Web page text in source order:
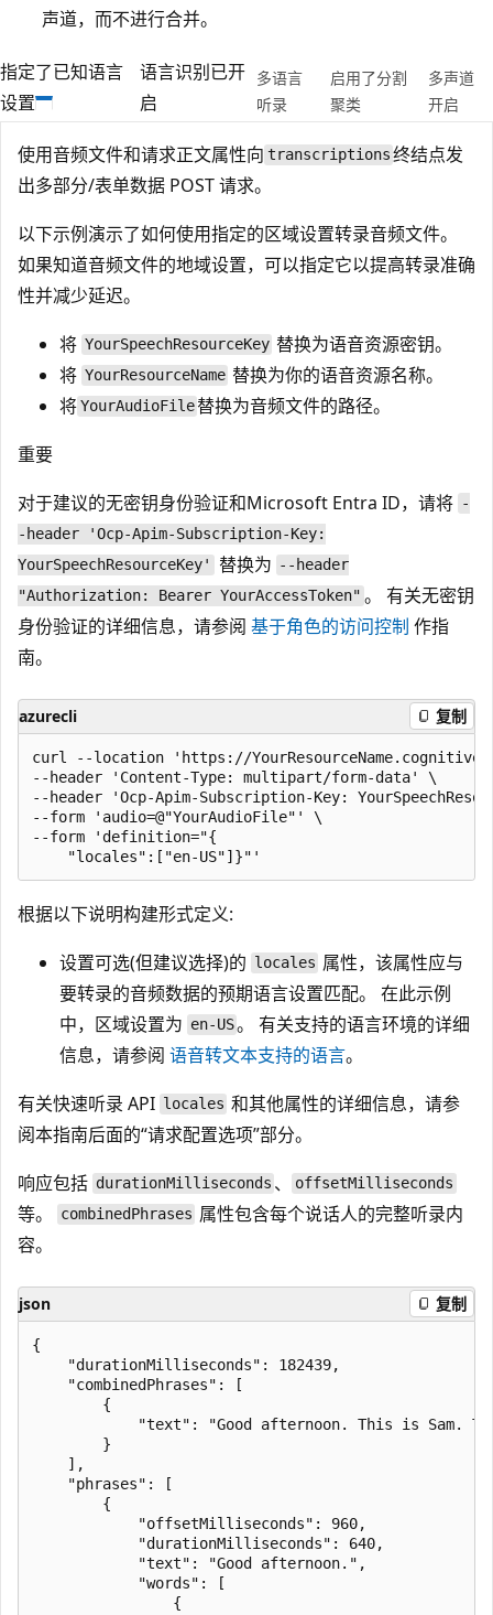
声道，而不进行合并。
指定了已知语言
设置
语言识别已开
启
多语言
听录
启用了分割
聚类
多声道
开启
使用音频文件和请求正文属性向 transcriptions 终结点发
出多部分/表单数据 POST 请求。
以下示例演示了如何使用指定的区域设置转录音频文件。
如果知道音频文件的地域设置，可以指定它以提高转录准确
性并减少延迟。
将 YourSpeechResourceKey 替换为语音资源密钥。
将 YourResourceName 替换为你的语音资源名称。
将YourAudioFile 替换为音频文件的路径。
重要
对于建议的无密钥身份验证和Microsoft Entra ID，请将 -
-header 'Ocp-Apim-Subscription-Key:
YourSpeechResourceKey'
替换为 --header
"Authorization: Bearer YourAccessToken" 。 有关无密钥
身份验证的详细信息，请参阅 基于角色的访问控制 作指
南。
azurecli 复制
curl --location 'https://
--header 'Content-Type: multipart/form-data' \
--header 'Ocp-Apim-Subscription-Key:
--form 'audio=@"YourAudioFile"' \
--form 'definition="{
根据以下说明构建形式定义:
设置可选(但建议选择)的 locales 属性，该属性应与
要转录的音频数据的预期语言设置匹配。 在此示例
中，区域设置为 en-US。 有关支持的语言环境的详细
信息，请参阅 语音转文本支持的语言。
有关快速听录 API locales 和其他属性的详细信息，请参
阅本指南后面的“请求配置选项”部分。
响应包括 durationMilliseconds 、 offsetMilliseconds
等。 combinedPhrases 属性包含每个说话人的完整听录内
容。
json 复制
{
    "durationMilliseconds": 182439,
    "combinedPhrases": [
        {
"text": "Good afternoon. This is Sam.
        }
    ],
    "phrases": [
        {
            "offsetMilliseconds": 960,
            "durationMilliseconds": 640,
            "text": "Good afternoon.",
            "words": [
                {